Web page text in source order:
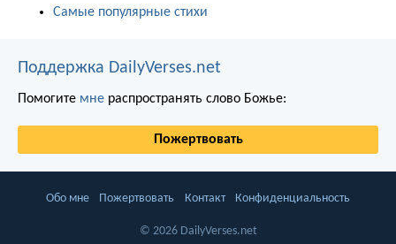
Самые популярные стихи
Поддержка DailyVerses.net
Помогите мне распространять слово Божье:
Пожертвовать
Обо мне Пожертвовать Контакт Конфиденциальность
© 2026 DailyVerses.net